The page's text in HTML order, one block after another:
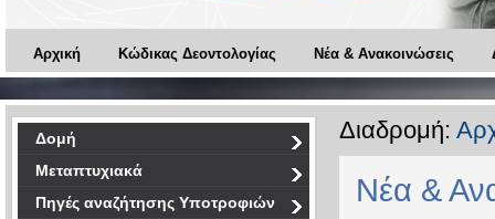
Αρχική Κώδικας Δεοντολογίας Νέα & Ανακοινώσεις
Δομή
Μεταπτυχιακά
Πηγές αναζήτησης Υποτροφιών
Διαδρομή:
Νέα &